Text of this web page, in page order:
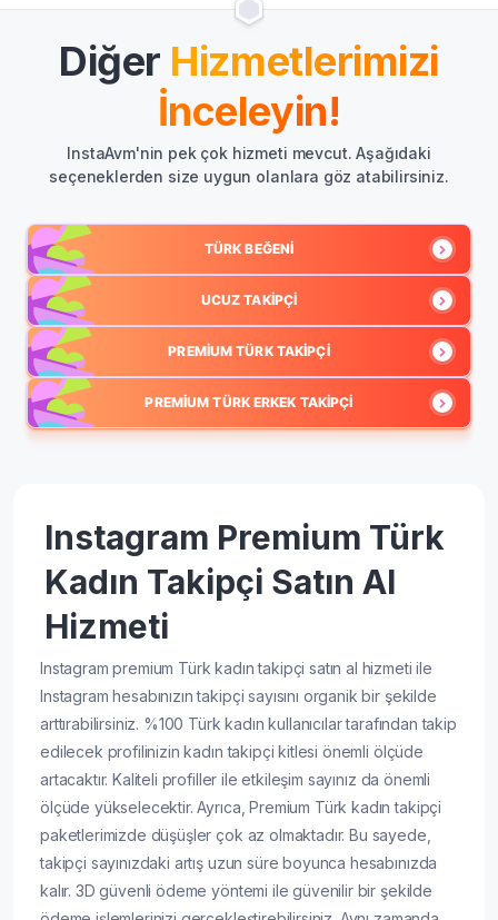
Diğer Hizmetlerimizi
İnceleyin!
InstaAvm'nin pek çok hizmeti mevcut. Aşağıdaki
seçeneklerden size uygun olanlara göz atabilirsiniz.
TÜRK BEĞENI
UCUZ TAKIPÇI
PREMIUM TÜRK TAKIPÇI
PREMIUM TÜRK ERKEK TAKIPÇI
Instagram Premium Türk
Kadın Takipçi Satın Al
Hizmeti
Instagram premium Türk kadın takipçi satın al hizmeti ile
Instagram hesabınızın takipçi sayısını organik bir şekilde
arttırabilirsiniz. %100 Türk kadın kullanıcılar tarafından takip
edilecek profilinizin kadın takipçi kitlesi önemli ölçüde
artacaktır. Kaliteli profiller ile etkileşim sayınız da önemli
ölçüde yükselecektir. Ayrıca, Premium Türk kadın takipçi
paketlerimizde düşüşler çok az olmaktadır. Bu sayede,
takipçi sayınızdaki artış uzun süre boyunca hesabınızda
kalır. 3D güvenli ödeme yöntemi ile güvenilir bir şekilde